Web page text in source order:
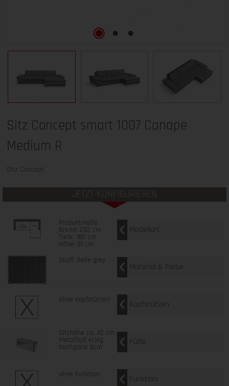
Sitz Concept smart 1007 Canape
Medium R
Sitz Concept
JETZT KONFIGURIEREN
Produktmaße
Breite: 292 cm
Tiefe: 180 cm
Höhe: 81 cm
Modellart
Stoff: Belle grey
Material & Farbe
ohne Kopfstützen Kopfstützen
Sitzhöhe ca. 42 cm
Metallfuß eckig
hochglanz 8cm Füße
ohne Funktion Funktion